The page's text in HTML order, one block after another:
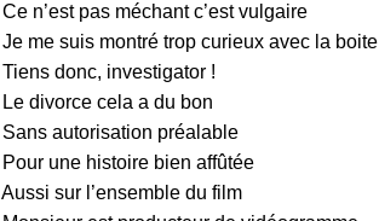
Ce n’est pas méchant c’est vulgaire
Je me suis montré trop curieux avec la boite
Tiens donc, investigator !
Le divorce cela a du bon
Sans autorisation préalable
Pour une histoire bien affûtée
Aussi sur l’ensemble du film